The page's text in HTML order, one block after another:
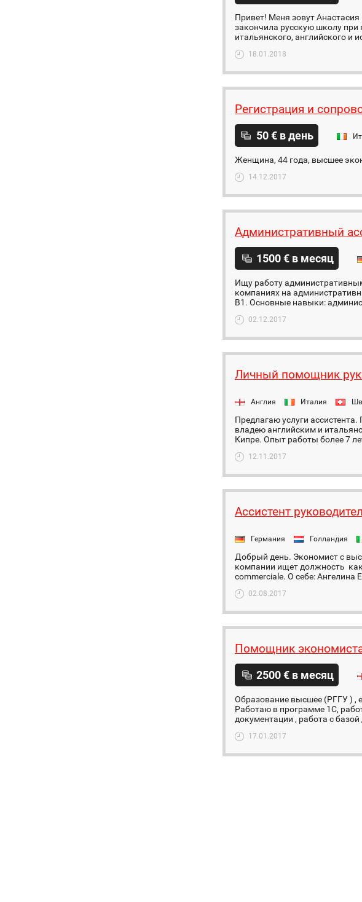
Привет! Меня зовут
закончила русскую школу при
итальянского, английского и
18.01.2018
Регистрация и
50 € в день
Женщина, 44 года, высшее
14.12.2017
Административный
1500 € в месяц
Ищу работу
компаниях на
В1. Основные навыки:
02.12.2017
Личный помощник
Англия Италия
Предлагаю услуги
владею английским и
Кипре. Опыт работы более 7
12.11.2017
Ассистент
Германия Голландия
Добрый день. Экономист с
компании ищет должность
commerciale. О себе: Ангелина
02.08.2017
Помощник экономиста
2500 € в месяц
Образование высшее (РГГУ ) ,
Работаю в программе 1С,
документации , работа с
17.01.2017